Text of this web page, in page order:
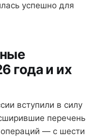
успешно для
года и их
вступили в силу
перечень
— с шести